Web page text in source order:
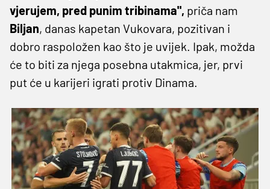
vjerujem, pred punim tribinama", priča nam
Biljan, danas kapetan Vukovara, pozitivan i
dobro raspoložen kao što je uvijek. Ipak, možda
će to biti za njega posebna utakmica, jer, prvi
put će u karijeri igrati protiv Dinama.